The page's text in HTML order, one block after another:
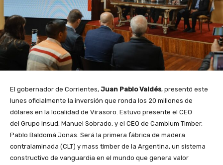
El gobernador de Corrientes, Juan Pablo Valdés, presentó este
lunes oficialmente la inversión que ronda los 20 millones de
dólares en la localidad de Virasoro. Estuvo presente el CEO
del Grupo Insud, Manuel Sobrado, y el CEO de Cambium Timber,
Pablo Baldomá Jonas. Será la primera fábrica de madera
contralaminada (CLT) y mass timber de la Argentina, un sistema
constructivo de vanguardia en el mundo que genera valor